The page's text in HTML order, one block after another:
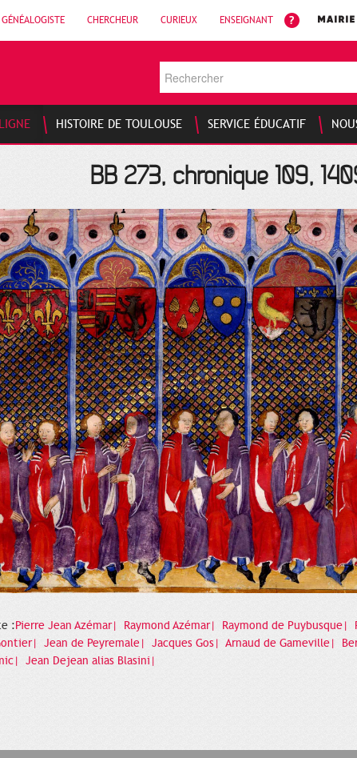
GÉNÉALOGISTE CHERCHEUR CURIEUX ENSEIGNANT
HISTOIRE DE TOULOUSE SERVICE ÉDUCATIF
BB 273, chronique 109,
:Pierre Jean Azémar| Raymond Azémar| Raymond de Puybusque|
Jean de Peyremale| Jacques Gos| Arnaud de Gameville|
Jean Dejean alias Blasini|